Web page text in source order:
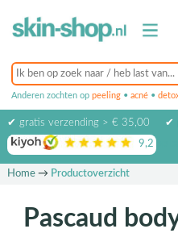
Anderen zochten op peeling • acné •
✔ gratis verzending > € 35,00 ✔
9,2 op
Home→ Productoverzicht
Pascaud